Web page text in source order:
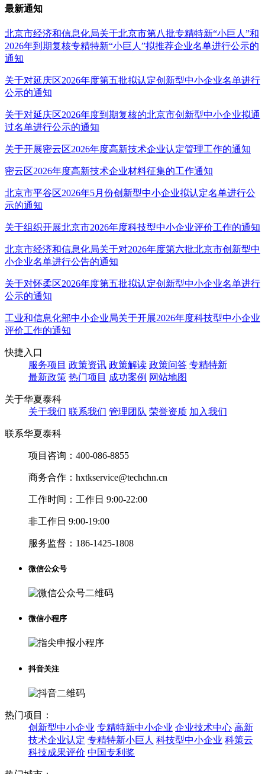
最新通知
北京市经济和信息化局关于北京市第八批专精特新“小巨人”和
2026年到期复核专精特新“小巨人”拟推荐企业名单进行公示的
通知
关于对延庆区2026年度第五批拟认定创新型中小企业名单进行
公示的通知
关于对延庆区2026年度到期复核的北京市创新型中小企业拟通
过名单进行公示的通知
关于开展密云区2026年度高新技术企业认定管理工作的通知
密云区2026年度高新技术企业材料征集的工作通知
北京市平谷区2026年5月份创新型中小企业拟认定名单进行公
示的通知
关于组织开展北京市2026年度科技型中小企业评价工作的通知
北京市经济和信息化局关于对2026年度第六批北京市创新型中
小企业名单进行公告的通知
关于对怀柔区2026年度第五批拟认定创新型中小企业名单进行
公示的通知
工业和信息化部中小企业局关于开展2026年度科技型中小企业
评价工作的通知
快捷入口
服务项目 政策资讯 政策解读 政策问答 专精特新
最新政策 热门项目 成功案例 网站地图
关于华夏泰科
关于我们 联系我们 管理团队 荣誉资质 加入我们
联系华夏泰科
项目咨询： 400-086-8855
商务合作： hxtkservice@techchn.cn
工作时间： 工作日 9:00-22:00
非工作日 9:00-19:00
服务监督： 186-1425-1808
微信公众号
微信小程序
抖音关注
热门项目：
创新型中小企业 专精特新中小企业 企业技术中心 高新
技术企业认定 专精特新小巨人 科技型中小企业 科策云
科技成果评价 中国专利奖